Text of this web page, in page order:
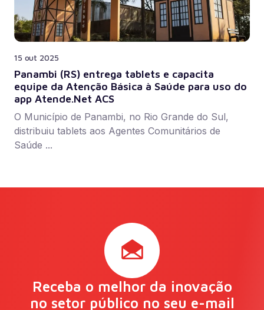
15 out 2025
Panambi (RS) entrega tablets e capacita
equipe da Atenção Básica à Saúde para uso do
app Atende.Net ACS
O Município de Panambi, no Rio Grande do Sul,
distribuiu tablets aos Agentes Comunitários de
Saúde ...
Receba o melhor da inovação
no setor público no seu e-mail